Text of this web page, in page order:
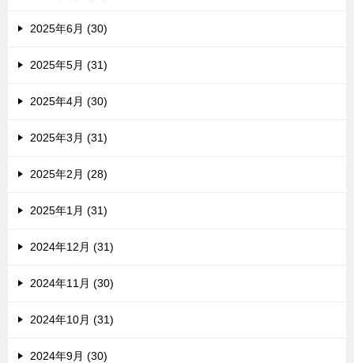
2025年6月 (30)
2025年5月 (31)
2025年4月 (30)
2025年3月 (31)
2025年2月 (28)
2025年1月 (31)
2024年12月 (31)
2024年11月 (30)
2024年10月 (31)
2024年9月 (30)